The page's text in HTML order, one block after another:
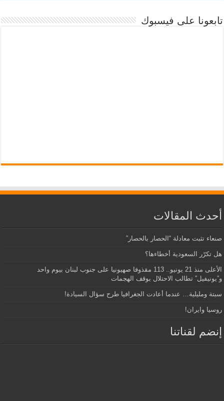
تابعونا على فيسبوك
أحدث المقالات
صنعاء تثبت معادلة “الحصار بالحصار”
هل تكرّر السعودية أخطاءها؟
الأعلى منذ 21 يونيو.. 113 مقذوفا صهيونيا على جنوب لبنان بيوم واحد
و”يونيفيل” تطالب الاحتلال بوقف الهجمات
سبتة ومليلية… عندما أعادت الجغرافيا طرح سؤال السيادة!
روسيا وايران!
إنضم لقناتنا